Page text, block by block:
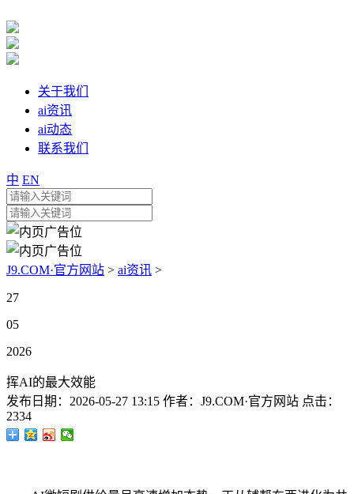
关于我们
ai资讯
ai动态
联系我们
中 EN
J9.COM·官方网站 > ai资讯 >
27
05
2026
挥AI的最大效能
发布日期： 2026-05-27 13:15 作者： J9.COM·官方网站 点击：
2334